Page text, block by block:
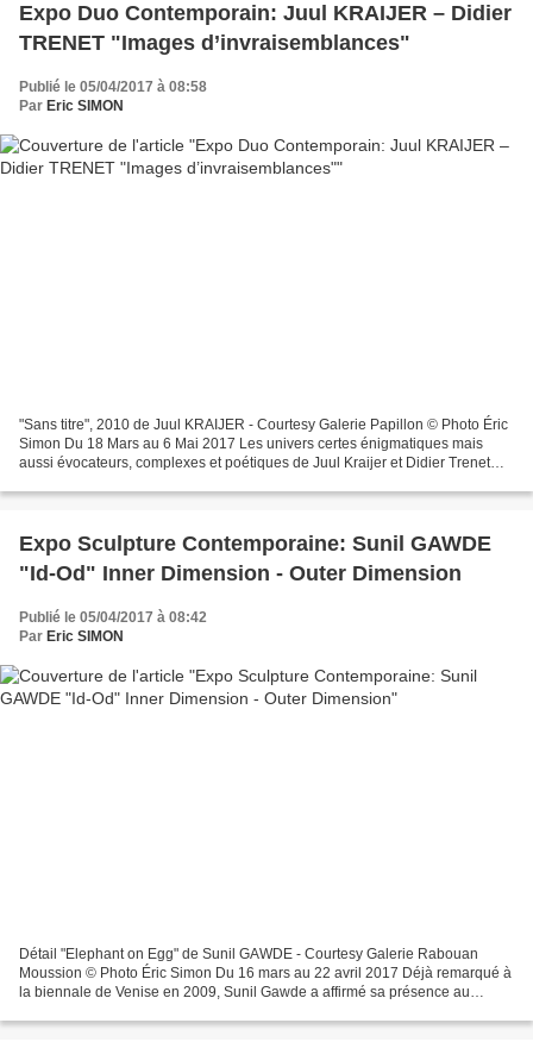
Expo Duo Contemporain: Juul KRAIJER – Didier
TRENET "Images d’invraisemblances"
Publié le 05/04/2017 à 08:58
Par Eric SIMON
"Sans titre", 2010 de Juul KRAIJER - Courtesy Galerie Papillon © Photo Éric
Simon Du 18 Mars au 6 Mai 2017 Les univers certes énigmatiques mais
aussi évocateurs, complexes et poétiques de Juul Kraijer et Didier Trenet
Expo Sculpture Contemporaine: Sunil GAWDE
"Id-Od" Inner Dimension - Outer Dimension
Publié le 05/04/2017 à 08:42
Par Eric SIMON
Détail "Elephant on Egg" de Sunil GAWDE - Courtesy Galerie Rabouan
Moussion © Photo Éric Simon Du 16 mars au 22 avril 2017 Déjà remarqué à
la biennale de Venise en 2009, Sunil Gawde a affirmé sa présence au